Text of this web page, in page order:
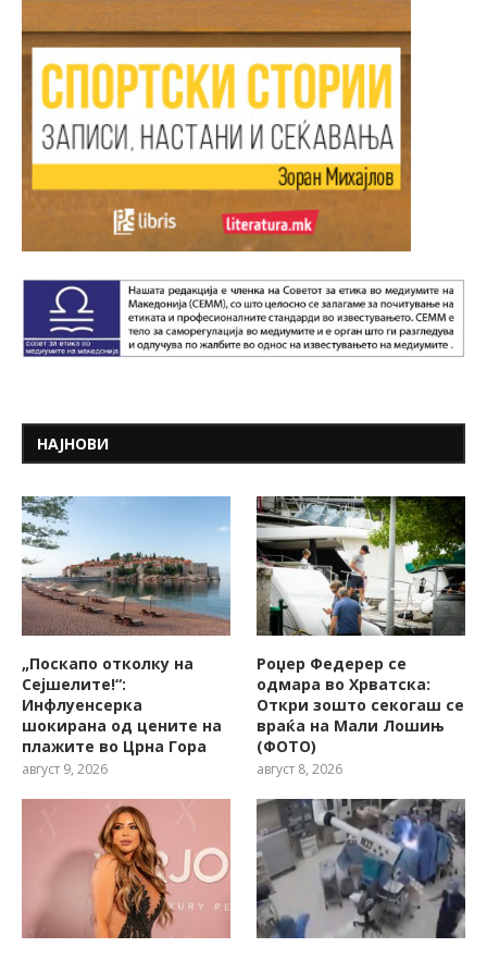
НАЈНОВИ
„Поскапо отколку на
Сејшелите!“:
Инфлуенсерка
шокирана од цените на
плажите во Црна Гора
август 9, 2026
Роџер Федерер се
одмара во Хрватска:
Откри зошто секогаш се
враќа на Мали Лошињ
(ФОТО)
август 8, 2026